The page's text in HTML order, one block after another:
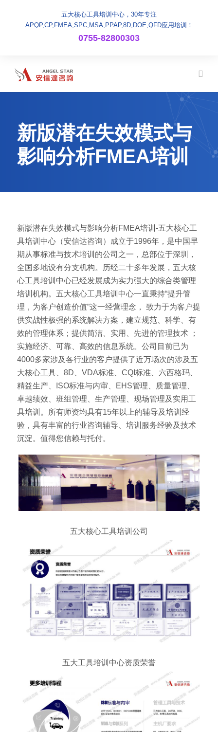
五大核心工具培训中心，30年专注
APQP,CP,FMEA,SPC,MSA,PPAP,8D,DOE,QFD应用培训！
0755-82800303
新版潜在失效模式与
影响分析FMEA培训
新版潜在失效模式与影响分析FMEA培训-五大核心工
具培训中心（安信达咨询）成立于1996年，是中国早
期从事标准与技术培训的公司之一，总部位于深圳，
全国多地设有分支机构。历经二十多年发展，五大核
心工具培训中心已经发展成为实力强大的综合类管理
培训机构。五大核心工具培训中心一直秉持“提升管
理，为客户创造价值”这一经营理念， 致力于为客户提
供实战性极强的系统解决方案，建立规范、科学、有
效的管理体系；提供简洁、实用、先进的管理技术 ；
实施经济、可靠、高效的信息系统。公司目前已为
4000多家涉及各行业的客户提供了近万场次的涉及五
大核心工具、8D、VDA标准、CQI标准、六西格玛、
精益生产、ISO标准与内审、EHS管理、质量管理、
卓越绩效、班组管理、生产管理、现场管理及实用工
具培训。所有师资均具有15年以上的辅导及培训经
验，具有丰富的行业咨询辅导、培训服务经验及技术
沉淀。值得您信赖与托付。
五大核心工具培训公司
五大工具培训中心资质荣誉